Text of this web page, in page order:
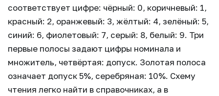
соответствует цифре: чёрный: 0, коричневый: 1,
красный: 2, оранжевый: 3, жёлтый: 4, зелёный: 5,
синий: 6, фиолетовый: 7, серый: 8, белый: 9. Три
первые полосы задают цифры номинала и
множитель, четвёртая: допуск. Золотая полоса
означает допуск 5%, серебряная: 10%. Схему
чтения легко найти в справочниках, а в